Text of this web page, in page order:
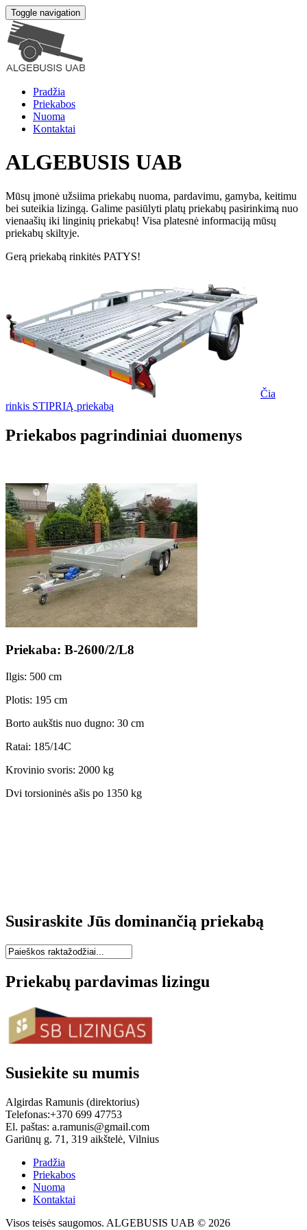
Toggle navigation
Pradžia
Priekabos
Nuoma
Kontaktai
ALGEBUSIS UAB
Mūsų įmonė užsiima priekabų nuoma, pardavimu, gamyba, keitimu
bei suteikia lizingą. Galime pasiūlyti platų priekabų pasirinkimą nuo
vienaašių iki linginių priekabų! Visa platesnė informaciją mūsų
priekabų skiltyje.
Gerą priekabą rinkitės PATYS!
Čia
rinkis STIPRIĄ priekabą
Priekabos pagrindiniai duomenys
Priekaba: B-2600/2/L8
Ilgis: 500 cm
Plotis: 195 cm
Borto aukštis nuo dugno: 30 cm
Ratai: 185/14C
Krovinio svoris: 2000 kg
Dvi torsioninės ašis po 1350 kg
Susiraskite Jūs dominančią priekabą
Priekabų pardavimas lizingu
Susiekite su mumis
Algirdas Ramunis (direktorius)
Telefonas:+370 699 47753
El. paštas: a.ramunis@gmail.com
Gariūnų g. 71, 319 aikštelė, Vilnius
Pradžia
Priekabos
Nuoma
Kontaktai
Visos teisės saugomos. ALGEBUSIS UAB © 2026